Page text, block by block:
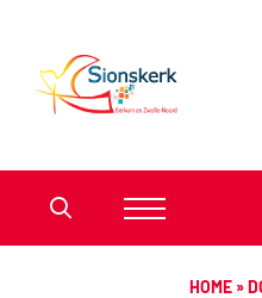
HOME »